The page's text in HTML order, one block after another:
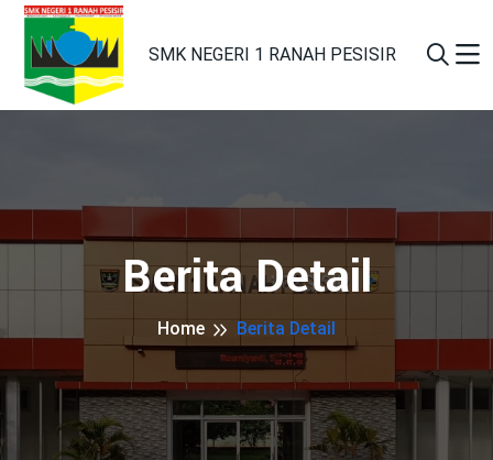
SMK NEGERI 1 RANAH PESISIR
Berita Detail
Home Berita Detail